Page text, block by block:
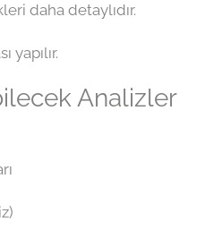
daha detaylıdır.
yapılır.
Analizler